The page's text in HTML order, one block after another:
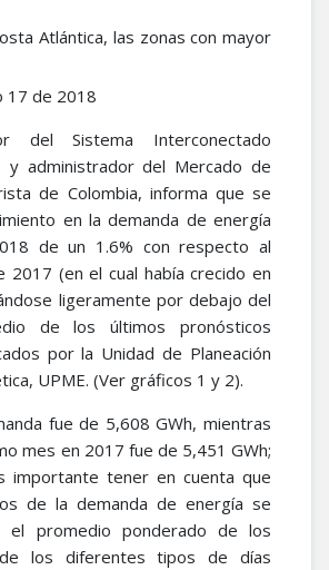
Atlántica, las zonas con mayor
17 de 2018
del Sistema Interconectado
y administrador del Mercado de
de Colombia, informa que se
en la demanda de energía
de un 1.6% con respecto al
2017 (en el cual había crecido en
ligeramente por debajo del
de los últimos pronósticos
por la Unidad de Planeación
UPME. (Ver gráficos 1 y 2).
fue de 5,608 GWh, mientras
mes en 2017 fue de 5,451 GWh;
importante tener en cuenta que
de la demanda de energía se
el promedio ponderado de los
de los diferentes tipos de días